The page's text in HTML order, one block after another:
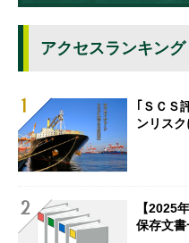
アクセスランキング
｢ＳＣ
ンリス
【2025
保存文書